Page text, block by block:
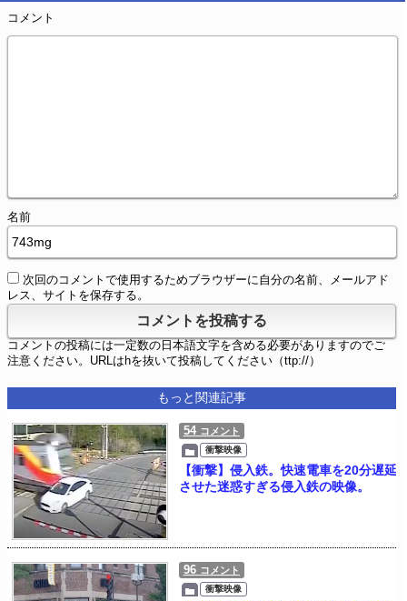
コメント
名前
次回のコメントで使用するためブラウザーに自分の名前、メールアド
レス、サイトを保存する。
コメントの投稿には一定数の日本語文字を含める必要がありますのでご
注意ください。URLはhを抜いて投稿してください（ttp://）
もっと関連記事
54 コメント
衝撃映像
【衝撃】侵入鉄。快速電車を20分遅延
させた迷惑すぎる侵入鉄の映像。
96 コメント
衝撃映像